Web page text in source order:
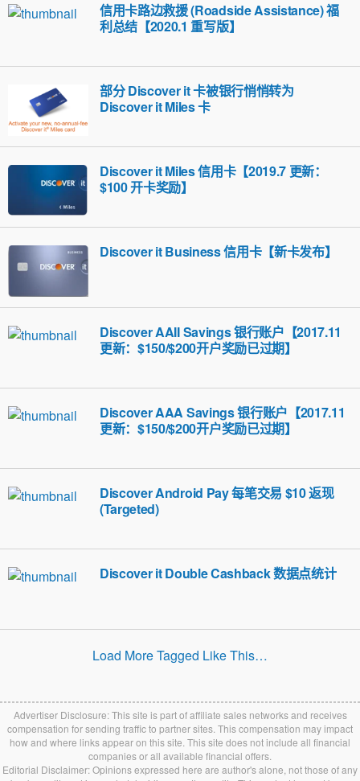
信用卡路边救援 (Roadside Assistance) 福
利总结【2020.1 重写版】
部分 Discover it 卡被银行悄悄转为
Discover it Miles 卡
Discover it Miles 信用卡【2019.7 更新：
$100 开卡奖励】
Discover it Business 信用卡【新卡发布】
Discover AAII Savings 银行账户【2017.11
更新：$150/$200开户奖励已过期】
Discover AAA Savings 银行账户【2017.11
更新：$150/$200开户奖励已过期】
Discover Android Pay 每笔交易 $10 返现
(Targeted)
Discover it Double Cashback 数据点统计
Load More Tagged Like This…
Advertiser Disclosure: This site is part of affiliate sales networks and receives
compensation for sending traffic to partner sites. This compensation may impact
how and where links appear on this site. This site does not include all financial
companies or all available financial offers.
Editorial Disclaimer: Opinions expressed here are author's alone, not those of any